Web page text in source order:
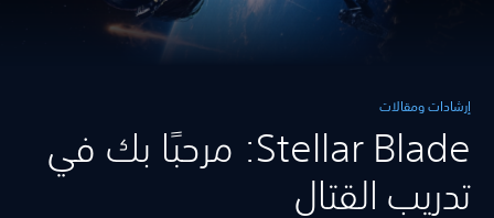
إرشادات ومقالات
Stellar Blade: مرحبًا بك في
تدريب القتال